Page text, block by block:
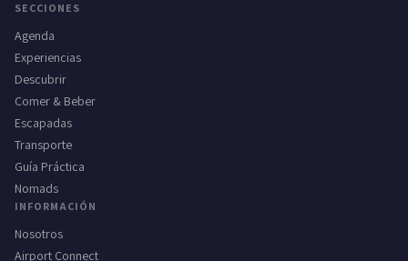
SECCIONES
Agenda
Experiencias
Descubrir
Comer & Beber
Escapadas
Transporte
Guía Práctica
Nomads
INFORMACIÓN
Nosotros
Airport Connect